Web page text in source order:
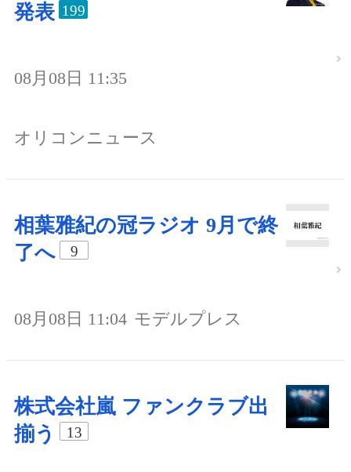
発表 199
08月08日 11:35
オリコンニュース
相葉雅紀の冠ラジオ 9月で終
了へ
9
08月08日 11:04 モデルプレス
株式会社嵐 ファンクラブ出
揃う
13